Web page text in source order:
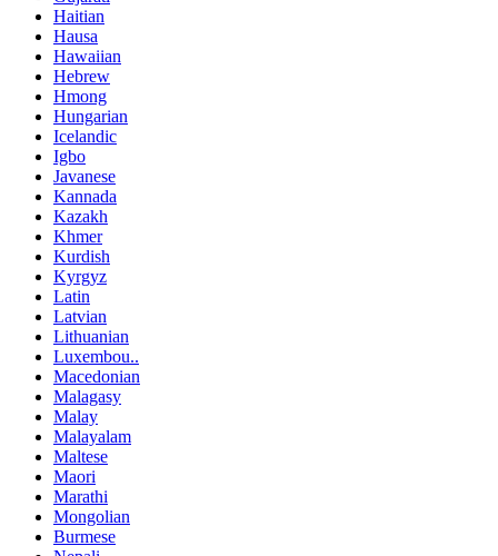
Haitian
Hausa
Hawaiian
Hebrew
Hmong
Hungarian
Icelandic
Igbo
Javanese
Kannada
Kazakh
Khmer
Kurdish
Kyrgyz
Latin
Latvian
Lithuanian
Luxembou..
Macedonian
Malagasy
Malay
Malayalam
Maltese
Maori
Marathi
Mongolian
Burmese